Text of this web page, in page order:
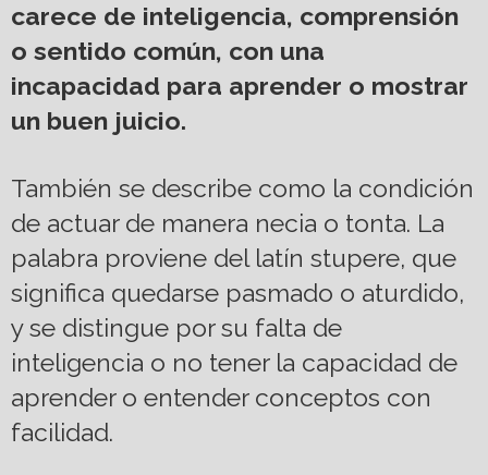
carece de inteligencia, comprensión
o sentido común, con una
incapacidad para aprender o mostrar
un buen juicio.
También se describe como la condición
de actuar de manera necia o tonta. La
palabra proviene del latín stupere, que
significa quedarse pasmado o aturdido,
y se distingue por su falta de
inteligencia o no tener la capacidad de
aprender o entender conceptos con
facilidad.